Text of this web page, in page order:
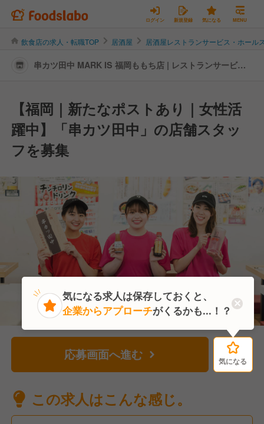
ログイン 新規登録 気になる MENU
飲食店の求人・転職TOP 居酒屋 居酒屋レストランサービス・ホール
串カツ田中 MARK IS 福岡ももち店 | レストランサービ
【福岡｜新たなポストあり｜女性活
躍中】「串カツ田中」の店舗スタッ
フを募集
応募画面へ進む 気になる
この求人はこんな感じ。
気になる
気になる求人は保存しておくと、
企業からアプローチがくるかも...！？